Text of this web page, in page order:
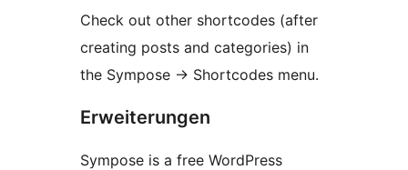
Check out other shortcodes (after
creating posts and categories) in
the Sympose -> Shortcodes menu.
Erweiterungen
Sympose is a free WordPress